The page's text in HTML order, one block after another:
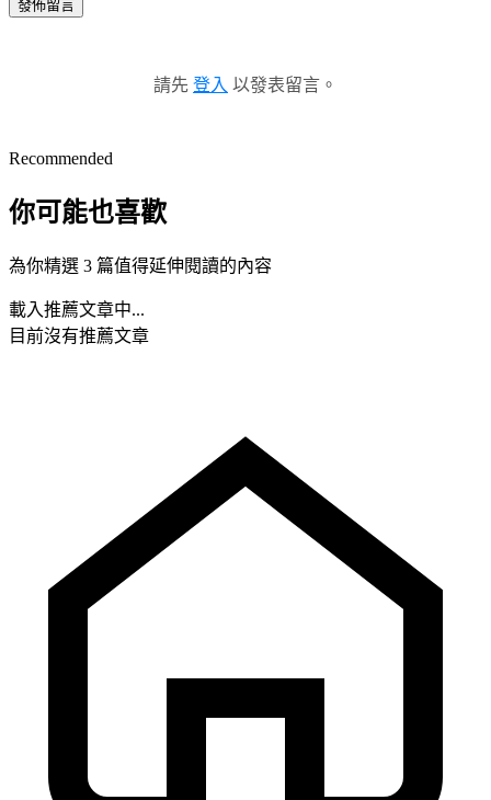
發佈留言
請先 登入 以發表留言。
Recommended
你可能也喜歡
為你精選 3 篇值得延伸閱讀的內容
載入推薦文章中...
目前沒有推薦文章